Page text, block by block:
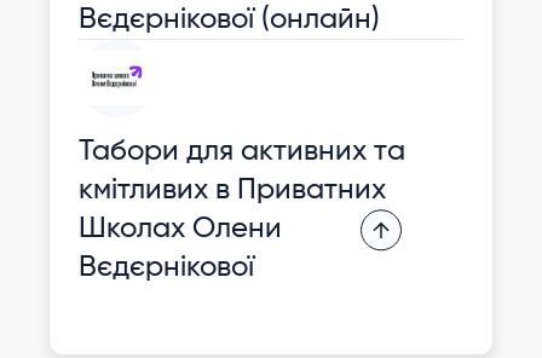
Вєдєрнікової (онлайн)
Табори для активних та
кмітливих в Приватних
Школах Олени
Вєдєрнікової